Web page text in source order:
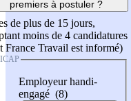
premiers à postuler ?
de plus de 15 jours,
moins de 4 candidatures
France Travail est informé)
Employeur handi-
engagé (8)